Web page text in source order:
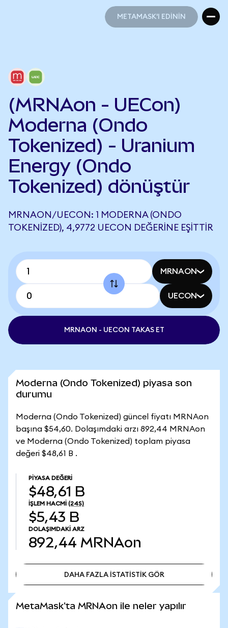
METAMASK'I EDİNİN
(MRNAon - UECon)
Moderna (Ondo
Tokenized) - Uranium
Energy (Ondo
Tokenized) dönüştür
MRNAON/UECON: 1 MODERNA (ONDO
TOKENIZED), 4,9772 UECON DEĞERINE EŞITTIR
MRNAON
UECON
MRNAON - UECON TAKAS ET
Moderna (Ondo Tokenized) piyasa son
durumu
Moderna (Ondo Tokenized) güncel fiyatı MRNAon
başına $54,60. Dolaşımdaki arzı 892,44 MRNAon
ve Moderna (Ondo Tokenized) toplam piyasa
değeri $48,61 B .
PIYASA DEĞERI
$48,61 B
İŞLEM HACMI (24S)
$5,43 B
DOLAŞIMDAKI ARZ
892,44 MRNAon
DAHA FAZLA İSTATİSTİK GÖR
MetaMask'ta MRNAon ile neler yapılır